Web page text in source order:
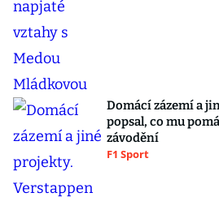
Domácí zázemí a
popsal, co mu
závodění
F1 Sport